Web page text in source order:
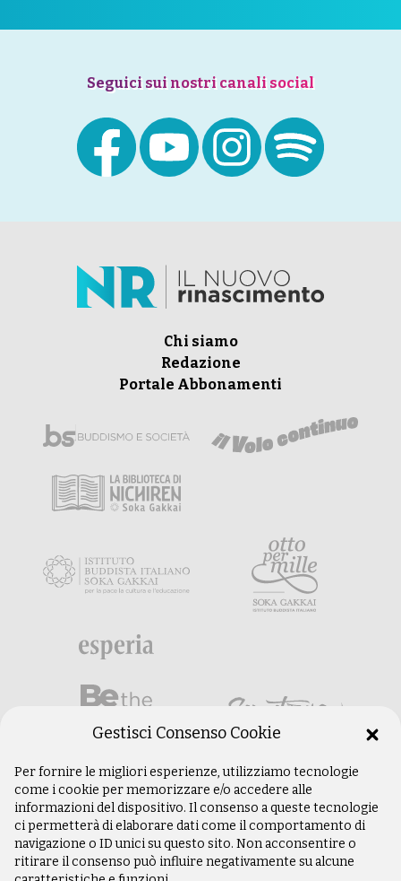
Seguici sui nostri canali social
Chi siamo
Redazione
Portale Abbonamenti
Gestisci Consenso Cookie
Per fornire le migliori esperienze, utilizziamo tecnologie
come i cookie per memorizzare e/o accedere alle
informazioni del dispositivo. Il consenso a queste tecnologie
ci permetterà di elaborare dati come il comportamento di
navigazione o ID unici su questo sito. Non acconsentire o
ritirare il consenso può influire negativamente su alcune